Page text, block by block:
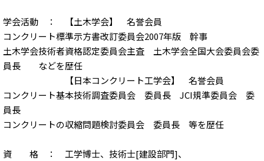
学会活動 ： 【土木学会】 名誉会員
コンクリート標準示方書改訂委員会2007年版 幹事
土木学会技術者資格認定委員会主査 土木学会全国大会委員会委
員長 などを歴任
【日本コンクリート工学会】 名誉会員
コンクリート基本技術調査委員会 委員長 JCI規準委員会 委
員長
コンクリートの収縮問題検討委員会 委員長 等を歴任
資 格 ： 工学博士、技術士[建設部門]、